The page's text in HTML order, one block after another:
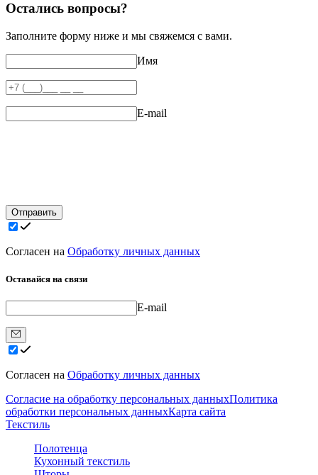
Остались вопросы?
Заполните форму ниже и мы свяжемся с вами.
Имя
E-mail
Отправить
Согласен на Обработку личных данных
Оставайся на связи
E-mail
Согласен на Обработку личных данных
Согласие на обработку персональных данныхПолитика
обработки персональных данныхКарта сайта
Текстиль
Полотенца
Кухонный текстиль